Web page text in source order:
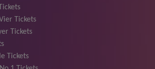
Tickets
Tickets
Tickets